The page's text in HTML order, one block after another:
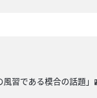
習である模合の話